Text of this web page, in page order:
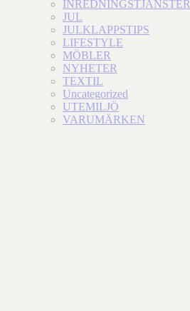
INREDNINGSTJÄNSTER
JUL
JULKLAPPSTIPS
LIFESTYLE
MÖBLER
NYHETER
TEXTIL
Uncategorized
UTEMILJÖ
VARUMÄRKEN